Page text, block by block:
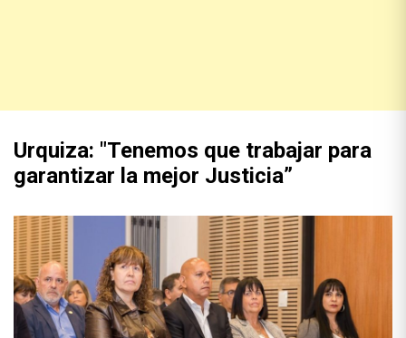
Urquiza: "Tenemos que trabajar para
garantizar la mejor Justicia”